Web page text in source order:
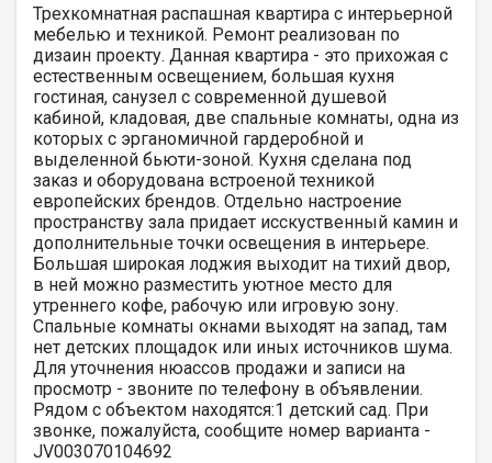
Трехкомнатная распашная квартира с интерьерной
мебелью и техникой. Ремонт реализован по
дизаин проекту. Данная квартира - это прихожая с
естественным освещением, большая кухня
гостиная, санузел с современной душевой
кабиной, кладовая, две спальные комнаты, одна из
которых с эрганомичной гардеробной и
выделенной бьюти-зоной. Кухня сделана под
заказ и оборудована встроеной техникой
европейских брендов. Отдельно настроение
пространству зала придает исскуственный камин и
дополнительные точки освещения в интерьере.
Большая широкая лоджия выходит на тихий двор,
в ней можно разместить уютное место для
утреннего кофе, рабочую или игровую зону.
Спальные комнаты окнами выходят на запад, там
нет детских площадок или иных источников шума.
Для уточнения нюассов продажи и записи на
просмотр - звоните по телефону в объявлении.
Рядом с объектом находятся:1 детский сад. При
звонке, пожалуйста, сообщите номер варианта -
JV003070104692